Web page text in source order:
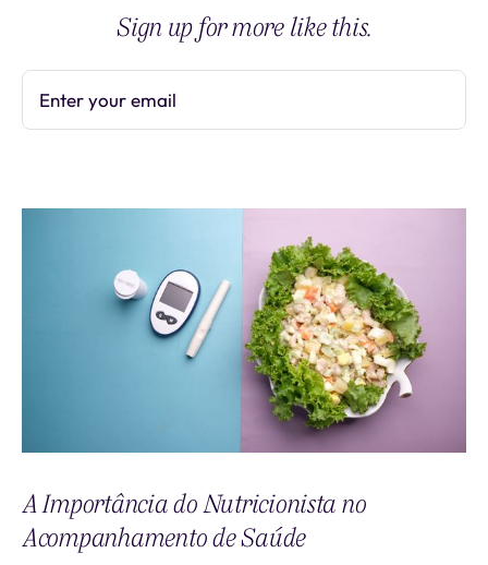
Sign up for more like this.
Enter your email
A Importância do Nutricionista no
Acompanhamento de Saúde